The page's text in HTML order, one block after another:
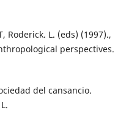
Roderick. L. (eds) (1997).,
perspectives.
del cansancio.